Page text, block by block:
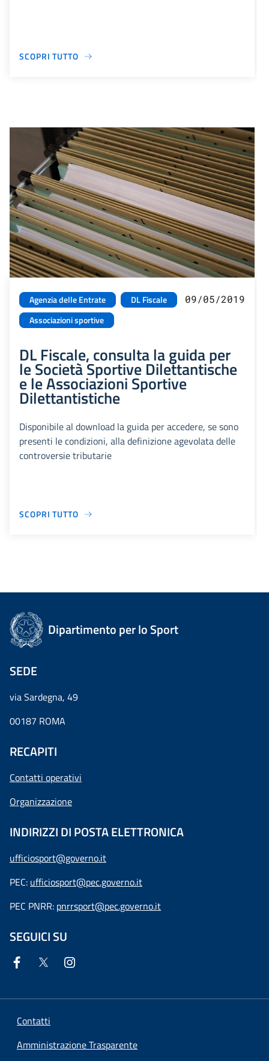
SCOPRI TUTTO
Agenzia delle Entrate
DL Fiscale
Associazioni sportive
09/05/2019
DL Fiscale, consulta la guida per
le Società Sportive Dilettantische
e le Associazioni Sportive
Dilettantistiche
Disponibile al download la guida per accedere, se sono
presenti le condizioni, alla definizione agevolata delle
controversie tributarie
SCOPRI TUTTO
Dipartimento per lo Sport
SEDE
via Sardegna, 49
00187 ROMA
RECAPITI
Contatti operativi
Organizzazione
INDIRIZZI DI POSTA ELETTRONICA
ufficiosport@governo.it
PEC: ufficiosport@pec.governo.it
PEC PNRR: pnrrsport@pec.governo.it
SEGUICI SU
Contatti
Amministrazione Trasparente